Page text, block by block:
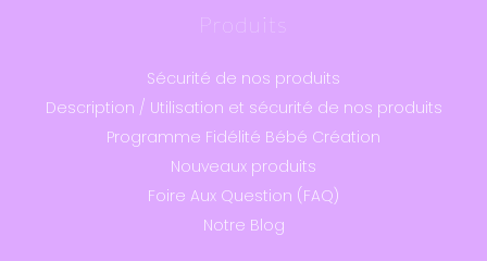
Produits
Sécurité de nos produits
Description / Utilisation et sécurité de nos produits
Programme Fidélité Bébé Création
Nouveaux produits
Foire Aux Question (FAQ)
Notre Blog